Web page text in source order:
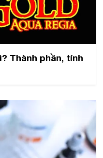
Thành phần, tính